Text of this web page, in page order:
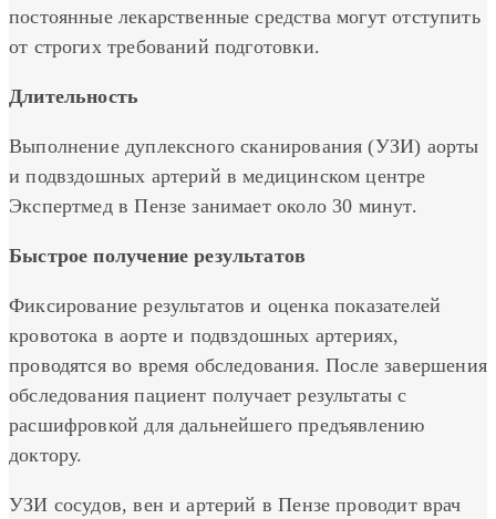
постоянные лекарственные средства могут отступить
от строгих требований подготовки.
Длительность
Выполнение дуплексного сканирования (УЗИ) аорты
и подвздошных артерий в медицинском центре
Экспертмед в Пензе занимает около 30 минут.
Быстрое получение результатов
Фиксирование результатов и оценка показателей
кровотока в аорте и подвздошных артериях,
проводятся во время обследования. После завершения
обследования пациент получает результаты с
расшифровкой для дальнейшего предъявлению
доктору.
УЗИ сосудов, вен и артерий в Пензе проводит врач